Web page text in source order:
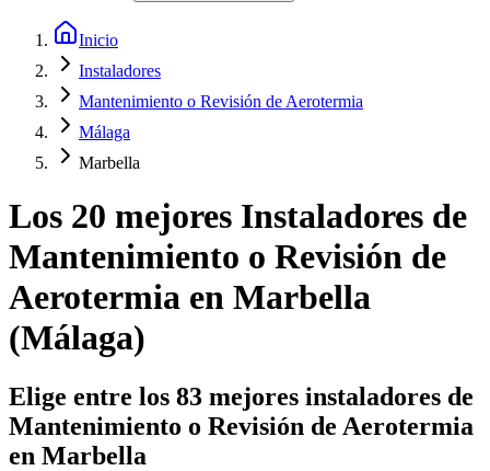
Inicio
Instaladores
Mantenimiento o Revisión de Aerotermia
Málaga
Marbella
Los 20 mejores Instaladores de
Mantenimiento o Revisión de
Aerotermia en Marbella
(Málaga)
Elige entre los 83 mejores instaladores de
Mantenimiento o Revisión de Aerotermia
en Marbella